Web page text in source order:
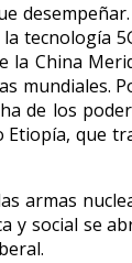
tecnología
la China
mundiales.
de los
Etiopía, que
armas
y social se